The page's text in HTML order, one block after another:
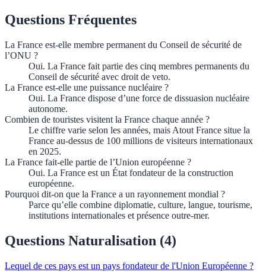
Questions Fréquentes
La France est-elle membre permanent du Conseil de sécurité de
l’ONU ?
Oui. La France fait partie des cinq membres permanents du
Conseil de sécurité avec droit de veto.
La France est-elle une puissance nucléaire ?
Oui. La France dispose d’une force de dissuasion nucléaire
autonome.
Combien de touristes visitent la France chaque année ?
Le chiffre varie selon les années, mais Atout France situe la
France au-dessus de 100 millions de visiteurs internationaux
en 2025.
La France fait-elle partie de l’Union européenne ?
Oui. La France est un État fondateur de la construction
européenne.
Pourquoi dit-on que la France a un rayonnement mondial ?
Parce qu’elle combine diplomatie, culture, langue, tourisme,
institutions internationales et présence outre-mer.
Questions Naturalisation (4)
Lequel de ces pays est un pays fondateur de l'Union Européenne ?